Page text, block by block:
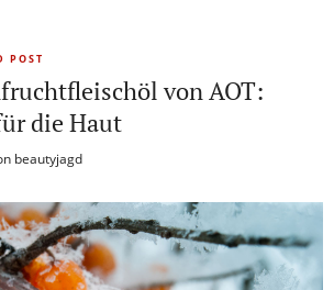
POST
von AOT:
die Haut
beautyjagd